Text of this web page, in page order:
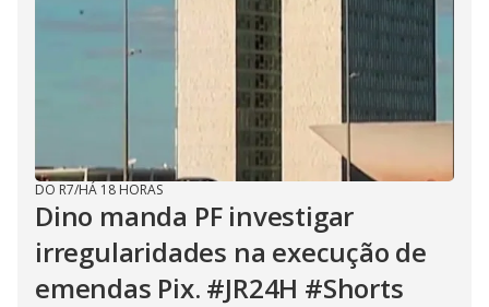
DO R7/HÁ 18 HORAS
Dino manda PF investigar
irregularidades na execução de
emendas Pix. #JR24H #Shorts